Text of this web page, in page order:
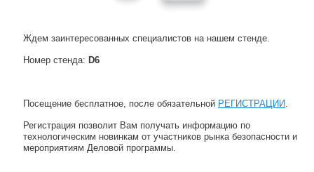
Ждем заинтересованных специалистов на нашем стенде.
Номер стенда: D6
Посещение бесплатное, после обязательной РЕГИСТРАЦИИ
Регистрация позволит Вам получать информацию по
технологическим новинкам от участников рынка безопасности и
мероприятиям Деловой программы.